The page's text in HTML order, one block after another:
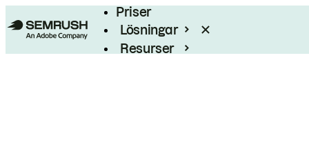
Priser
Lösningar
Resurser